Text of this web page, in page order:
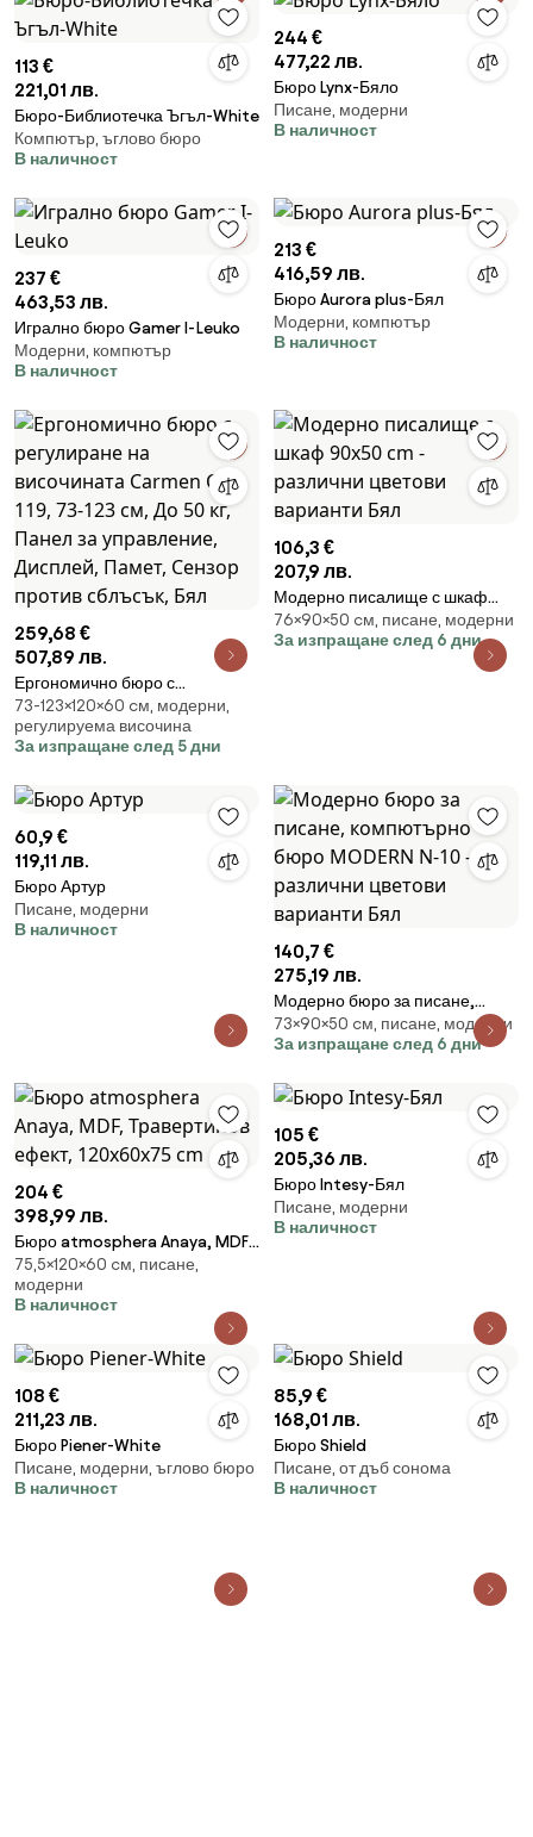
113 €
221,01 лв.
Бюро-Библиотечка Ъгъл-White
Компютър, ъглово бюро
В наличност
244 €
477,22 лв.
Бюро Lynx-Бяло
Писане, модерни
В наличност
237 €
463,53 лв.
Игрално бюро Gamer I-Leuko
Модерни, компютър
В наличност
213 €
416,59 лв.
Бюро Aurora plus-Бял
Модерни, компютър
В наличност
259,68 €
507,89 лв.
Ергономично бюро с
регулиране на височината
Carmen CR-119, 73-123 см, До
50 кг, Панел за управление,
против сблъсък, Бял
73-123×120×60 cм, модерни,
регулируема височина
За изпращане след 5 дни
106,3 €
207,9 лв.
Модерно писалище с шкаф
90x50 cm - различни цветови
варианти Бял
76×90×50 cм, писане, модерни
За изпращане след 6 дни
60,9 €
119,11 лв.
Бюро Артур
Писане, модерни
В наличност
140,7 €
275,19 лв.
Модерно бюро за писане,
компютърно бюро MODERN N-
10 - различни цветови варианти
73×90×50 cм, писане, модерни
За изпращане след 6 дни
204 €
398,99 лв.
Бюро atmosphera Anaya, MDF,
Травертинов ефект, 120x60x75
cm
75,5×120×60 cм, писане,
модерни
В наличност
105 €
205,36 лв.
Бюро Intesy-Бял
Писане, модерни
В наличност
108 €
211,23 лв.
Бюро Piener-White
Писане, модерни, ъглово бюро
В наличност
85,9 €
168,01 лв.
Бюро Shield
Писане, от дъб сонома
В наличност